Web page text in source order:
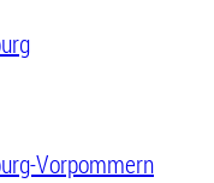
Vorpommern